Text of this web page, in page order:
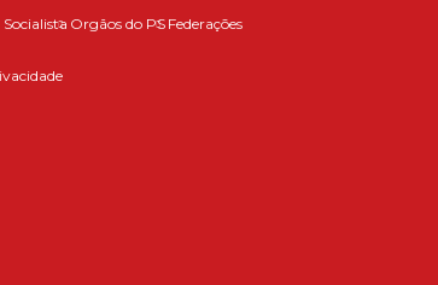
Orgãos do PS Federações